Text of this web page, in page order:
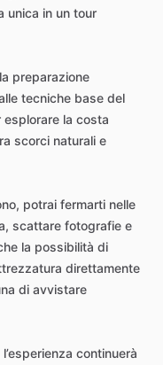
unica in un tour
preparazione
tecniche base del
esplorare la costa
scorci naturali e
potrai fermarti nelle
scattare fotografie e
la possibilità di
direttamente
di avvistare
l’esperienza continuerà